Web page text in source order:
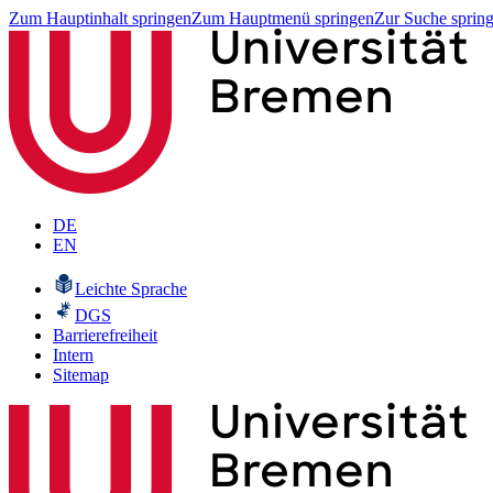
Zum Hauptinhalt springenZum Hauptmenü springenZur Suche
DE
EN
Leichte Sprache
DGS
Barrierefreiheit
Intern
Sitemap